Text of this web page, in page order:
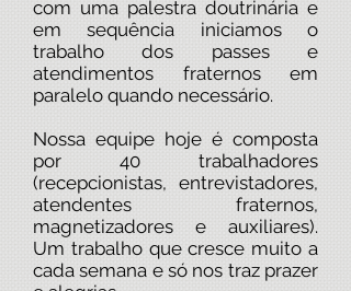
com uma palestra doutrinária e
em sequência iniciamos o
trabalho dos passes e
atendimentos fraternos em
paralelo quando necessário.
Nossa equipe hoje é composta
por 40 trabalhadores
(recepcionistas, entrevistadores,
atendentes fraternos,
magnetizadores e auxiliares).
Um trabalho que cresce muito a
cada semana e só nos traz prazer